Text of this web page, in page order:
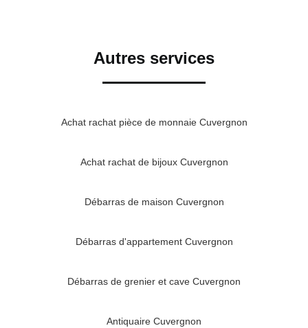
Autres services
Achat rachat pièce de monnaie Cuvergnon
Achat rachat de bijoux Cuvergnon
Débarras de maison Cuvergnon
Débarras d'appartement Cuvergnon
Débarras de grenier et cave Cuvergnon
Antiquaire Cuvergnon